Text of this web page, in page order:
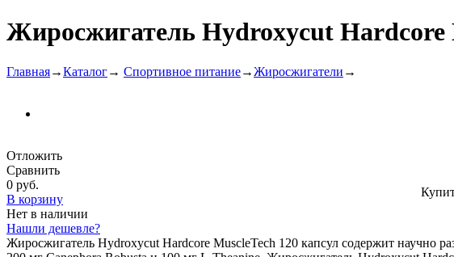
Жиросжигатель Hydroxycut Hardcore
Главная→Каталог→ Спортивное питание→Жиросжигатели →
Отложить
Сравнить
0 руб.
В корзину
Нет в наличии
Нашли дешевле?
Жиросжигатель Hydroxycut Hardcore MuscleTech 120 капсул содержит научно